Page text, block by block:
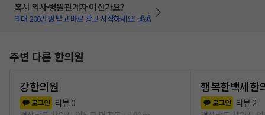
혹시 의사·병원관계자 이신가요?
최대 200만원 받고 바로 광고 시작하세요! 💰💰
주변 다른 한의원
강한의원
로그인 리뷰 0
행복한백세한
로그인 리뷰 2